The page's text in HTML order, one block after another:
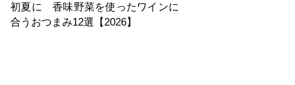
初夏に 香味野菜を使ったワインに
合うおつまみ12選【2026】